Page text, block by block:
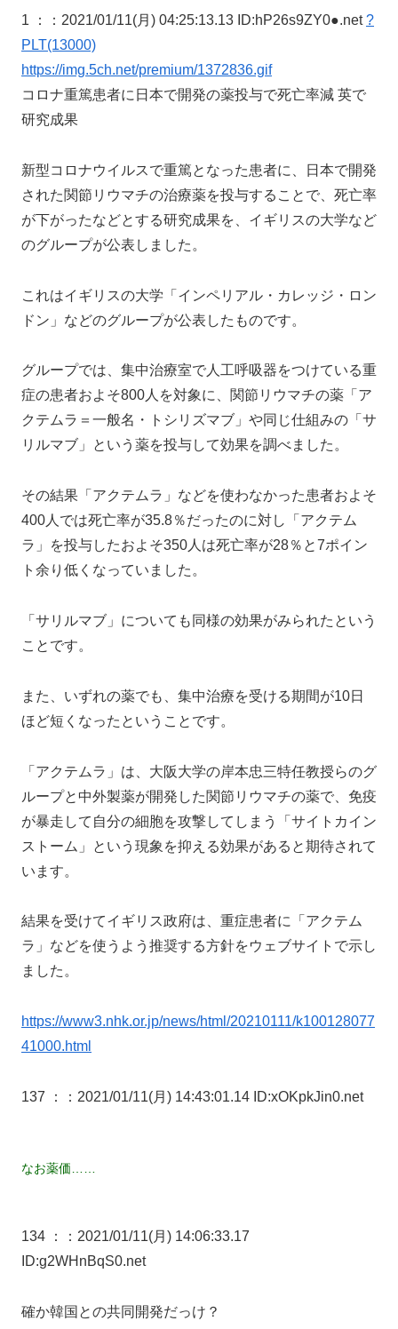
1 ： ：2021/01/11(月) 04:25:13.13 ID:hP26s9ZY0●.net?
PLT(13000)
https://img.5ch.net/premium/1372836.gif
コロナ重篤患者に日本で開発の薬投与で死亡率減 英で
研究成果
新型コロナウイルスで重篤となった患者に、日本で開発
された関節リウマチの治療薬を投与することで、死亡率
が下がったなどとする研究成果を、イギリスの大学など
のグループが公表しました。
これはイギリスの大学「インペリアル・カレッジ・ロン
ドン」などのグループが公表したものです。
グループでは、集中治療室で人工呼吸器をつけている重
症の患者およそ800人を対象に、関節リウマチの薬「ア
クテムラ＝一般名・トシリズマブ」や同じ仕組みの「サ
リルマブ」という薬を投与して効果を調べました。
その結果「アクテムラ」などを使わなかった患者およそ
400人では死亡率が35.8％だったのに対し「アクテム
ラ」を投与したおよそ350人は死亡率が28％と7ポイン
ト余り低くなっていました。
「サリルマブ」についても同様の効果がみられたという
ことです。
また、いずれの薬でも、集中治療を受ける期間が10日
ほど短くなったということです。
「アクテムラ」は、大阪大学の岸本忠三特任教授らのグ
ループと中外製薬が開発した関節リウマチの薬で、免疫
が暴走して自分の細胞を攻撃してしまう「サイトカイン
ストーム」という現象を抑える効果があると期待されて
います。
結果を受けてイギリス政府は、重症患者に「アクテム
ラ」などを使うよう推奨する方針をウェブサイトで示し
ました。
https://www3.nhk.or.jp/news/html/20210111/k100128077
41000.html
137 ： ：2021/01/11(月) 14:43:01.14 ID:xOKpkJin0.net
なお薬価……
134 ：
：2021/01/11(月) 14:06:33.17
ID:g2WHnBqS0.net
確か韓国との共同開発だっけ？